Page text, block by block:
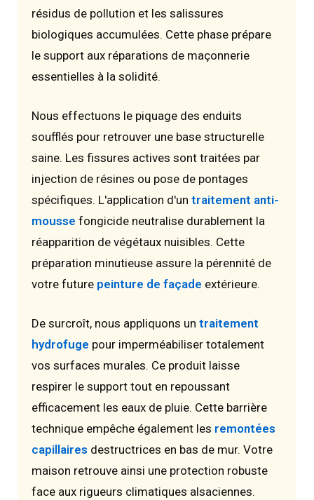
résidus de pollution et les salissures
biologiques accumulées. Cette phase prépare
le support aux réparations de maçonnerie
essentielles à la solidité.
Nous effectuons le piquage des enduits
soufflés pour retrouver une base structurelle
saine. Les fissures actives sont traitées par
injection de résines ou pose de pontages
spécifiques. L'application d'un traitement anti-
mousse fongicide neutralise durablement la
réapparition de végétaux nuisibles. Cette
préparation minutieuse assure la pérennité de
votre future peinture de façade extérieure.
De surcroît, nous appliquons un traitement
hydrofuge pour imperméabiliser totalement
vos surfaces murales. Ce produit laisse
respirer le support tout en repoussant
efficacement les eaux de pluie. Cette barrière
technique empêche également les remontées
capillaires destructrices en bas de mur. Votre
maison retrouve ainsi une protection robuste
face aux rigueurs climatiques alsaciennes.